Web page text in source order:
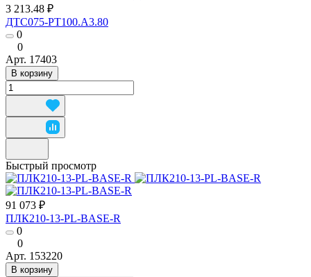
3 213.48 ₽
ДТС075-РТ100.А3.80
0
0
Арт. 17403
В корзину
Быстрый просмотр
91 073 ₽
ПЛК210-13-PL-BASE-R
0
0
Арт. 153220
В корзину